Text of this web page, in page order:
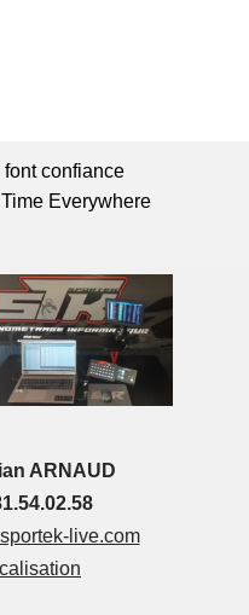
font confiance
Everywhere
ARNAUD
live.com